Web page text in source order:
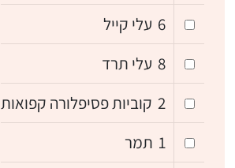
6 עלי קייל
8 עלי תרד
2 קוביות פסיפלורה קפואות
1 תמר